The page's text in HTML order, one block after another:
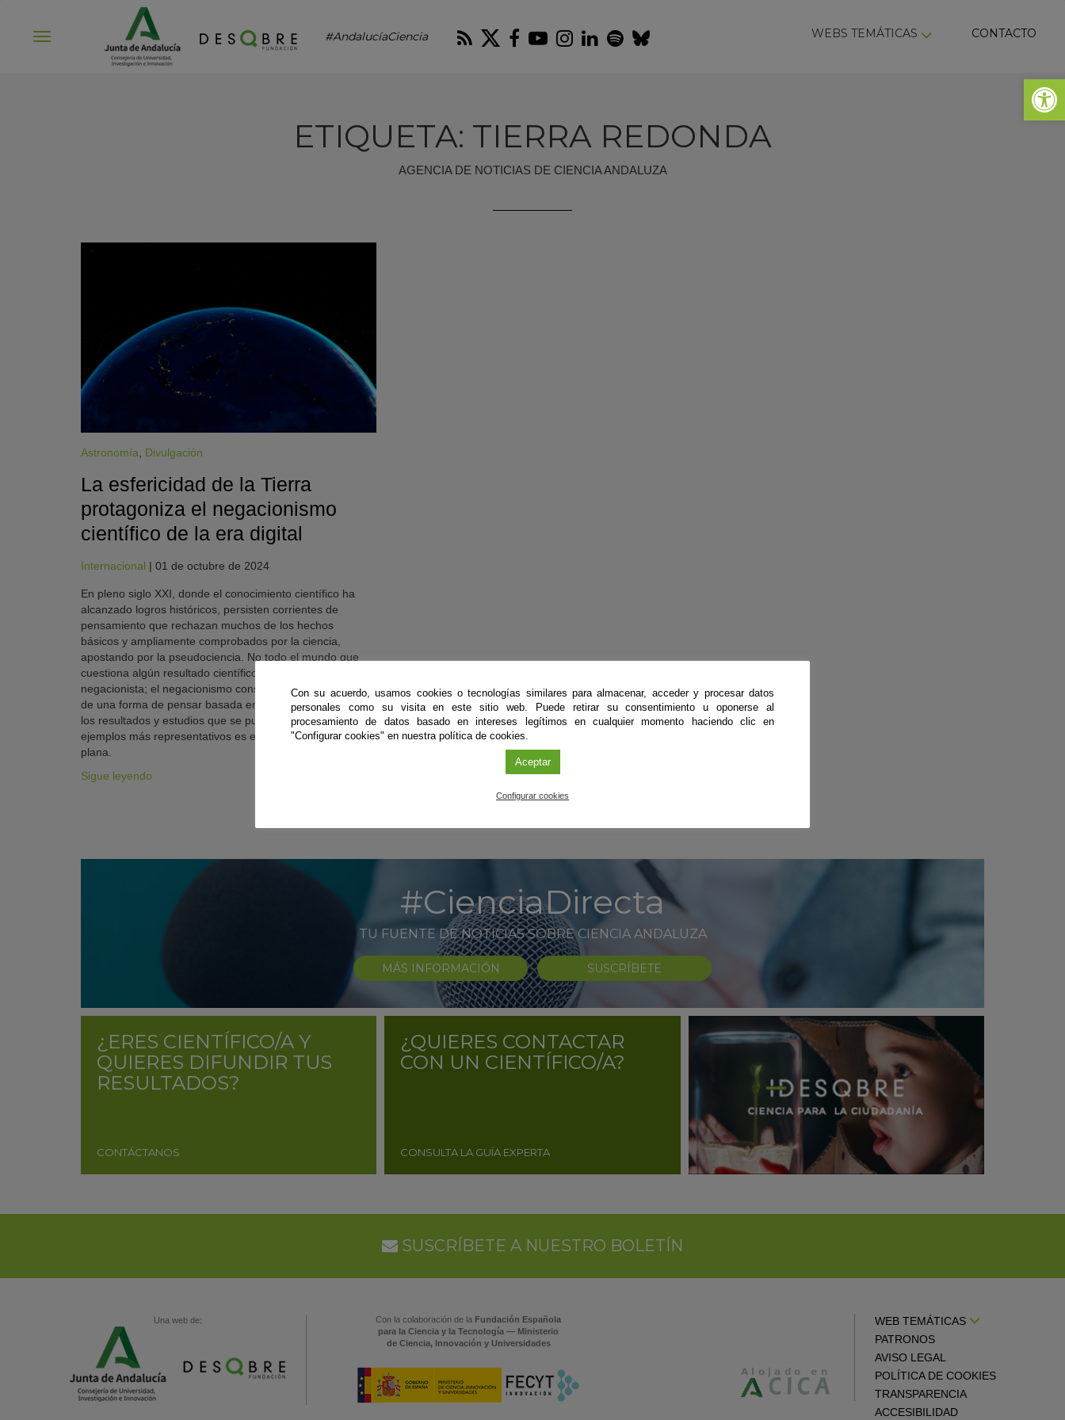
Abrir
#AndalucíaCiencia RSS Twitter
Facebook
Youtube
Instagram
LinkedIn
Spotify
Bluesky WEBS TEMÁTICAS CONTACTO
ETIQUETA: TIERRA REDONDA
AGENCIA DE NOTICIAS DE CIENCIA ANDALUZA
Astronomía Divulgación
La esfericidad de la Tierra
protagoniza el negacionismo
científico de la era digital
Internacional | 01 de octubre de 2024
En pleno siglo XXI, donde el conocimiento científico ha
alcanzado logros históricos, persisten corrientes de
pensamiento que rechazan muchos de los hechos
básicos y ampliamente comprobados por la ciencia,
apostando por la pseudociencia. No todo el mundo que
cuestiona algún resultado científico muestra una actitud
negacionista; el negacionismo consiste en la promoción
de una forma de pensar basada en el rechazo tajante a
los resultados y estudios que se publican. Uno de los
ejemplos más representativos es el mito de la Tierra
plana.
Sigue leyendo
#CienciaDirecta
TU FUENTE DE NOTICIAS SOBRE CIENCIA ANDALUZA
MÁS INFORMACIÓN SUSCRÍBETE
¿ERES CIENTÍFICO/A Y
QUIERES DIFUNDIR TUS
RESULTADOS?
CONTÁCTANOS
¿QUIERES CONTACTAR
CON UN CIENTÍFICO/A?
CONSULTA LA GUÍA EXPERTA
SUSCRÍBETE A NUESTRO BOLETÍN
Una web de: Con la colaboración de la Fundación Española
para la Ciencia y la Tecnología — Ministerio
de Ciencia, Innovación y Universidades
WEB TEMÁTICAS
PATRONOS
AVISO LEGAL
POLÍTICA DE COOKIES
TRANSPARENCIA
ACCESIBILIDAD
Con su acuerdo, usamos cookies o tecnologías similares para almacenar, acceder y procesar datos
personales como su visita en este sitio web. Puede retirar su consentimiento u oponerse al
procesamiento de datos basado en intereses legítimos en cualquier momento haciendo clic en
"Configurar cookies" en nuestra política de cookies.
Aceptar
Configurar cookies